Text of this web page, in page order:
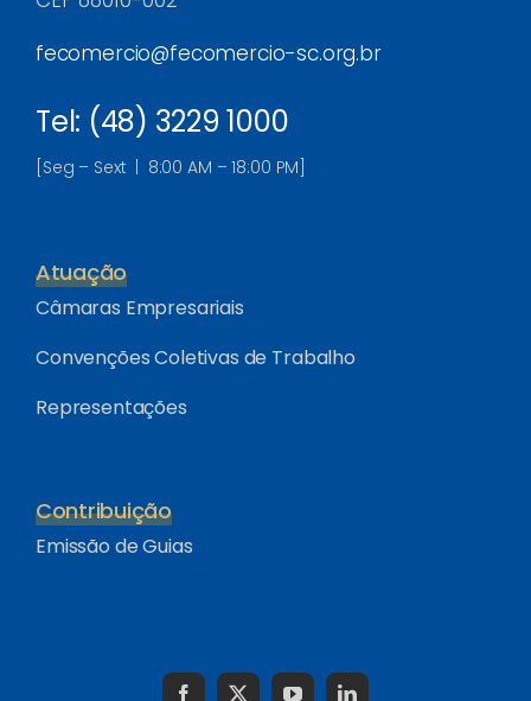
fecomercio@fecomercio-sc.org.br
Tel: (48) 3229 1000
[Seg – Sext | 8:00 AM – 18:00 PM]
Atuação
Câmaras Empresariais
Convenções Coletivas de Trabalho
Representações
Contribuição
Emissão de Guias